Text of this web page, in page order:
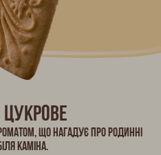
що нагадує про родинні
каміна.